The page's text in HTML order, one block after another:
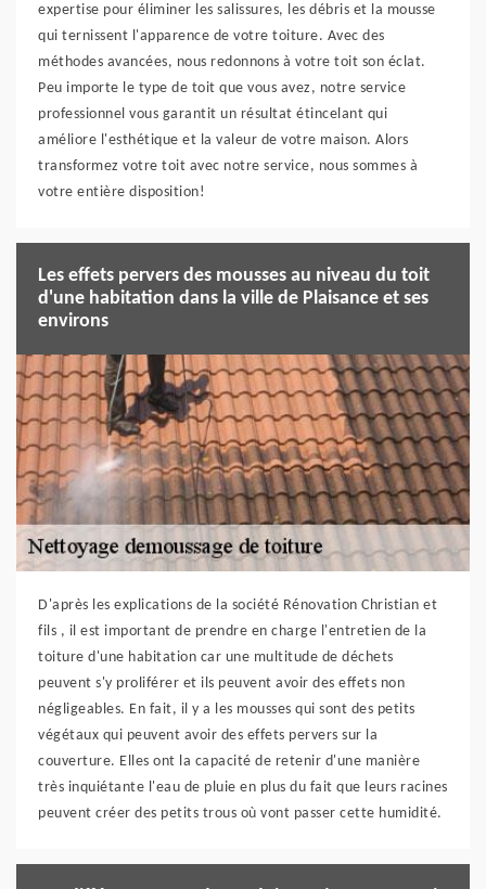
expertise pour éliminer les salissures, les débris et la mousse
qui ternissent l'apparence de votre toiture. Avec des
méthodes avancées, nous redonnons à votre toit son éclat.
Peu importe le type de toit que vous avez, notre service
professionnel vous garantit un résultat étincelant qui
améliore l'esthétique et la valeur de votre maison. Alors
transformez votre toit avec notre service, nous sommes à
votre entière disposition!
Les effets pervers des mousses au niveau du toit
d'une habitation dans la ville de Plaisance et ses
environs
D'après les explications de la société Rénovation Christian et
fils , il est important de prendre en charge l'entretien de la
toiture d'une habitation car une multitude de déchets
peuvent s'y proliférer et ils peuvent avoir des effets non
négligeables. En fait, il y a les mousses qui sont des petits
végétaux qui peuvent avoir des effets pervers sur la
couverture. Elles ont la capacité de retenir d'une manière
très inquiétante l'eau de pluie en plus du fait que leurs racines
peuvent créer des petits trous où vont passer cette humidité.